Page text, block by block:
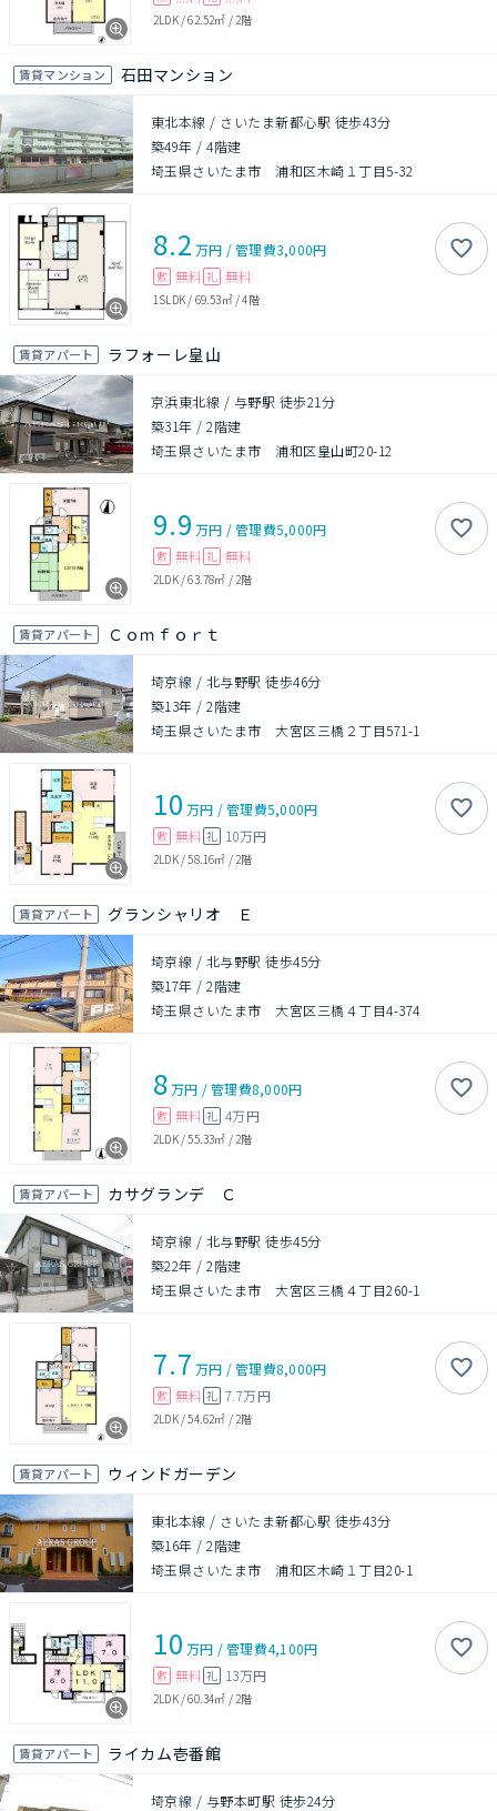
2LDK/62.52㎡ / 2階
賃貸マンション 石田マンション
東北本線 / さいたま新都心駅 徒歩43分
築49年 /4階建
埼玉県さいたま市 浦和区木崎１丁目5-32
8.2 万円 /管理費3,000円
敷 無料 礼 無料
1SLDK / 69.53㎡/4階
賃貸アパート ラフォーレ皇山
京浜東北線 / 与野駅 徒歩21分
築31年 /2階建
埼玉県さいたま市 浦和区皇山町20-12
9.9 万円 /管理費5,000円
敷 無料 礼 無料
2LDK/63.78㎡ / 2階
賃貸アパート Ｃｏｍｆｏｒｔ
埼京線 / 北与野駅 徒歩46分
築13年 /2階建
埼玉県さいたま市 大宮区三橋２丁目571-1
10 万円 /管理費5,000円
敷 無料 礼 10万円
2LDK/58.16㎡ / 2階
賃貸アパート グランシャリオ Ｅ
埼京線 / 北与野駅 徒歩45分
築17年 /2階建
埼玉県さいたま市 大宮区三橋４丁目4-374
8万円 /管理費8,000円
敷 無料 礼 4万円
2LDK/55.33㎡ / 2階
賃貸アパート カサグランデ Ｃ
埼京線 / 北与野駅 徒歩45分
築22年 /2階建
埼玉県さいたま市 大宮区三橋４丁目260-1
7.7 万円 /管理費8,000円
敷 無料 礼 7.7万円
2LDK/54.62㎡ / 2階
賃貸アパート ウィンドガーデン
東北本線 / さいたま新都心駅 徒歩43分
築16年 /2階建
埼玉県さいたま市 浦和区木崎１丁目20-1
10 万円 /管理費4,100円
敷 無料 礼 13万円
2LDK/60.34㎡ / 2階
賃貸アパート ライカム壱番館
埼京線 / 与野本町駅 徒歩24分